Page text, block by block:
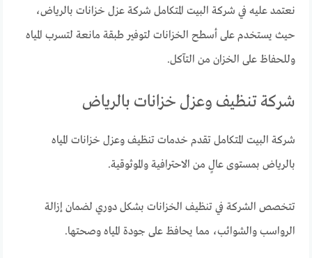
نعتمد عليه في شركة البيت المتكامل شركة عزل خزانات بالرياض،
حيث يستخدم على أسطح الخزانات لتوفير طبقة مانعة لتسرب المياه
وللحفاظ على الخزان من التآكل.
شركة تنظيف وعزل خزانات بالرياض
شركة البيت المتكامل تقدم خدمات تنظيف وعزل خزانات المياه
بالرياض بمستوى عالٍ من الاحترافية والموثوقية.
تتخصص الشركة في تنظيف الخزانات بشكل دوري لضمان إزالة
الرواسب والشوائب، مما يحافظ على جودة المياه وصحتها.